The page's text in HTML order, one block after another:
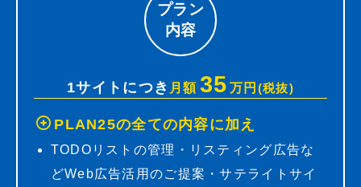
プラン
内容
1サイトにつき 月額 35 万円 (税抜)
PLAN25の全ての内容に加え
TODOリストの管理・リスティング広告な
どWeb広告活用のご提案・サテライトサイ